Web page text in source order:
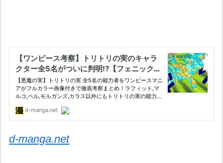
d-manga.net